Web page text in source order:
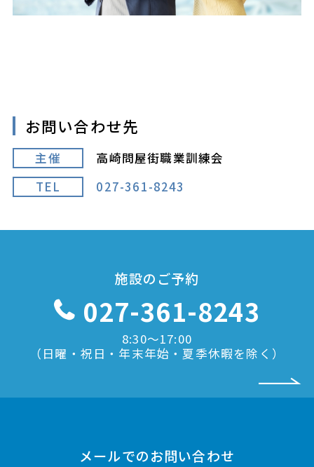
お問い合わせ先
主催
高崎問屋街職業訓練会
TEL
027-361-8243
施設のご予約
027-361-8243
8:30〜17:00
（日曜・祝日・年末年始・夏季休暇を除く）
メールでのお問い合わせ